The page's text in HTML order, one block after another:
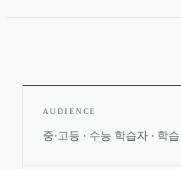
AUDIENCE
중·고등 · 수능 학습자 · 학습